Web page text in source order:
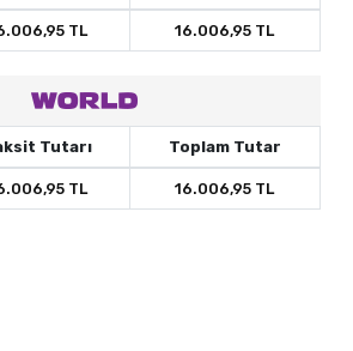
TL 16.006,95 TL
Tutarı Toplam Tutar
TL 16.006,95 TL